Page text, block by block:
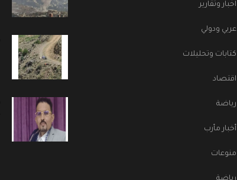
اخبار وتقارير
عربي ودولي
كتابات وتحليلات
اقتصاد
رياضة
أخبار مأرب
منوعات